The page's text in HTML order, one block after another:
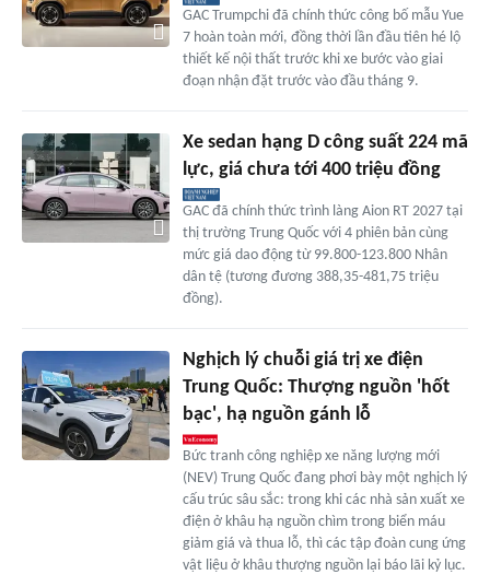
GAC Trumpchi đã chính thức công bố mẫu Yue
7 hoàn toàn mới, đồng thời lần đầu tiên hé lộ
thiết kế nội thất trước khi xe bước vào giai
đoạn nhận đặt trước vào đầu tháng 9.
Xe sedan hạng D công suất 224 mã
lực, giá chưa tới 400 triệu đồng
GAC đã chính thức trình làng Aion RT 2027 tại
thị trường Trung Quốc với 4 phiên bản cùng
mức giá dao động từ 99.800-123.800 Nhân
dân tệ (tương đương 388,35-481,75 triệu
đồng).
Nghịch lý chuỗi giá trị xe điện
Trung Quốc: Thượng nguồn 'hốt
bạc', hạ nguồn gánh lỗ
Bức tranh công nghiệp xe năng lượng mới
(NEV) Trung Quốc đang phơi bày một nghịch lý
cấu trúc sâu sắc: trong khi các nhà sản xuất xe
điện ở khâu hạ nguồn chìm trong biển máu
giảm giá và thua lỗ, thì các tập đoàn cung ứng
vật liệu ở khâu thượng nguồn lại báo lãi kỷ lục.